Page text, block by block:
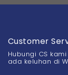
Customer
Hubungi CS
ada keluhan di